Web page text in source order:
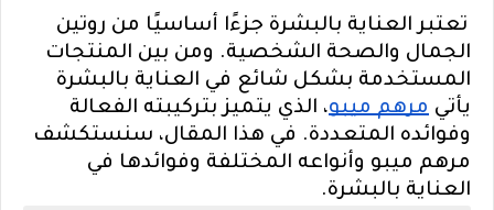
تعتبر العناية بالبشرة جزءًا أساسيًا من روتين
الجمال والصحة الشخصية. ومن بين المنتجات
المستخدمة بشكل شائع في العناية بالبشرة
يأتي مرهم ميبو، الذي يتميز بتركيبته الفعالة
وفوائده المتعددة. في هذا المقال، سنستكشف
مرهم ميبو وأنواعه المختلفة وفوائدها في
العناية بالبشرة.